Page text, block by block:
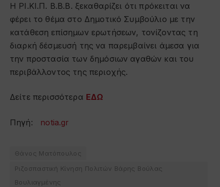
Η ΡΙ.ΚΙ.Π. Β.Β.Β. ξεκαθαρίζει ότι πρόκειται να
φέρει το θέμα στο Δημοτικό Συμβούλιο με την
κατάθεση επίσημων ερωτήσεων, τονίζοντας τη
διαρκή δέσμευσή της να παρεμβαίνει άμεσα για
την προστασία των δημόσιων αγαθών και του
περιβάλλοντος της περιοχής.
Δείτε περισσότερα ΕΔΩ
Πηγή: notia.gr
Θάνος Ματόπουλος
Ριζοσπαστική Κίνηση Πολιτών Βάρης Βούλας
Βουλιαγμένης